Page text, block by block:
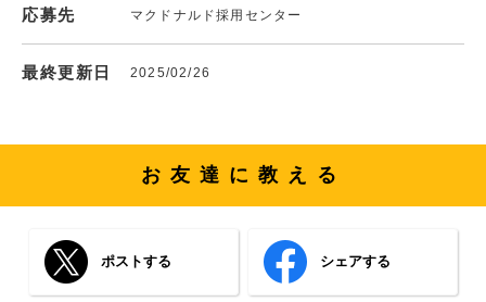
応募先 マクドナルド採用センター
最終更新日 2025/02/26
お友達に教える
ポストする シェアする